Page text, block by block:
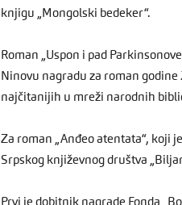
knjigu „Mongolski bedeker“.
Roman „Uspon i pad
Ninovu nagradu za roman
najčitanijih u mreži narodnih
Za roman „Anđeo atentata“, koji
Srpskog književnog društva